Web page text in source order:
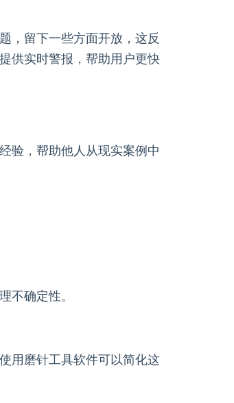
，留下一些方面开放，这反
供实时警报，帮助用户更快
验，帮助他人从现实案例中
不确定性。
用磨针工具软件可以简化这